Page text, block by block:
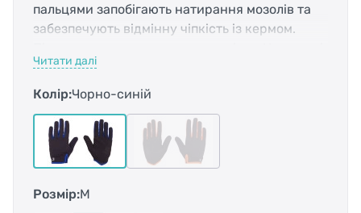
пальцями запобігають натирання мозолів та
забезпечують відмінну чіпкість із кермом.
тканина посилена для зносостійкості, а також
передбачені прогумовані вставки для
надійного зчеплення. На вказівному пальці
розміщено вставку для керування
сенсорними екранами. Завдяки застібці-
липучці рукавички надійно фіксуються і
долоні): S - 17,5 см. M - 18,5 см. L - 20 см.
Читати далі
Колір:Чорно-синій
Розмір:M